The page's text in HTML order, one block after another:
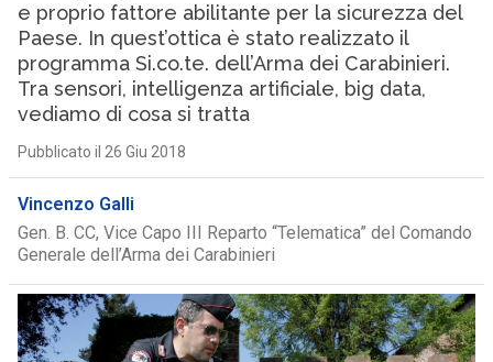
e proprio fattore abilitante per la sicurezza del
Paese. In quest’ottica è stato realizzato il
programma Si.co.te. dell’Arma dei Carabinieri.
Tra sensori, intelligenza artificiale, big data,
vediamo di cosa si tratta
Pubblicato il 26 Giu 2018
Vincenzo Galli
Gen. B. CC, Vice Capo III Reparto “Telematica” del Comando
Generale dell’Arma dei Carabinieri